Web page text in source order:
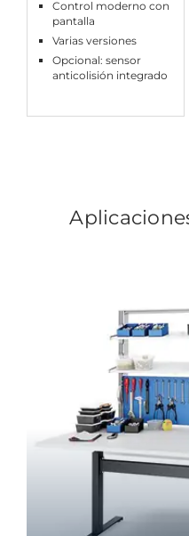
Control moderno con
pantalla
Varias versiones
Opcional: sensor
anticolisión integrado